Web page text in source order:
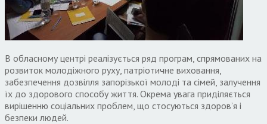
В обласному центрі реалізується ряд програм, спрямованих на
розвиток молодіжного руху, патріотичне виховання,
забезпечення дозвілля запорізької молоді та сімей, залучення
їх до здорового способу життя. Окрема увага приділяється
вирішенню соціальних проблем, що стосуються здоров’я і
безпеки людей.